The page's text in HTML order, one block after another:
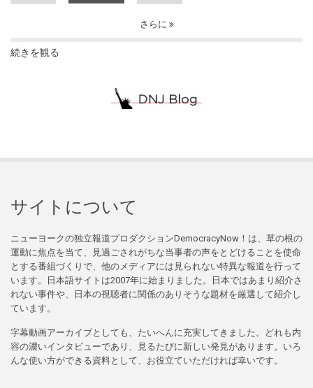
さらに
続きを観る
サイトについて
ニューヨークの独立報道プロダクションDemocracyNow！は、草の根の
運動に焦点を当て、見過ごされがちな当事者の声をとどけることを使命
とする番組づくりで、他のメディアには見られない特異な報道を行って
います。日本語サイトは2007年に始まりました。日本ではあまり紹介さ
れない事件や、日本の視聴者に関係のありそうな題材を厳選して紹介し
ています。
字幕動画アーカイブとしても、たいへんに充実してきました。どれも内
容の濃いインタビューであり、見るたびに新しい発見があります。いろ
んな使い方ができる資料として、お役立ていただければ幸いです。